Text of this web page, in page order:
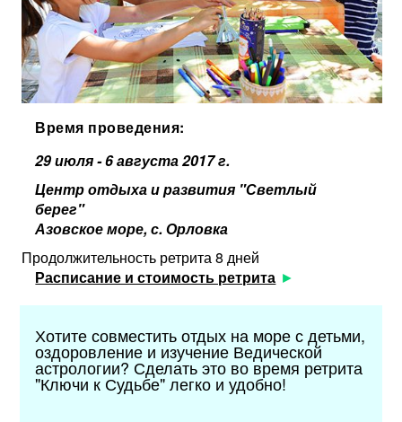
Время проведения:
29 июля - 6 августа 2017 г.
Центр отдыха и развития "Светлый
берег"
Азовское море, с. Орловка
Продолжительность ретрита 8 дней
Расписание и стоимость ретрита
Хотите совместить отдых на море с детьми,
оздоровление и изучение Ведической
астрологии? Сделать это во время ретрита
"Ключи к Судьбе" легко и удобно!